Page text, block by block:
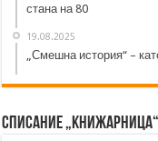
стана на 80
19.08.2025
„Смешна история“ –
Списание „Книжарница“